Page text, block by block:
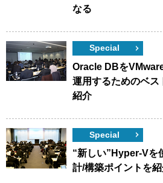
なる
Special
Oracle DBを
運用するためのベス
紹介
Special
“新しい”Hyper-Vを
計/構築ポイントを